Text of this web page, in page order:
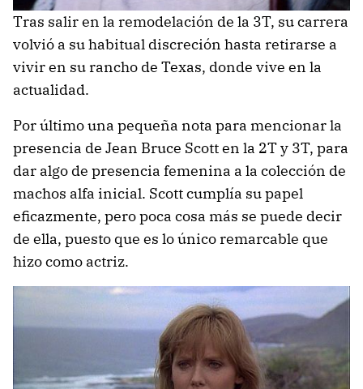
Tras salir en la remodelación de la 3T, su carrera
volvió a su habitual discreción hasta retirarse a
vivir en su rancho de Texas, donde vive en la
actualidad.
Por último una pequeña nota para mencionar la
presencia de Jean Bruce Scott en la 2T y 3T, para
dar algo de presencia femenina a la colección de
machos alfa inicial. Scott cumplía su papel
eficazmente, pero poca cosa más se puede decir
de ella, puesto que es lo único remarcable que
hizo como actriz.